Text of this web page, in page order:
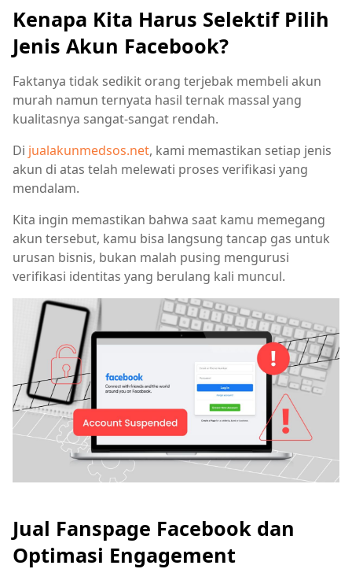
Kenapa Kita Harus Selektif Pilih
Jenis Akun Facebook?
Faktanya tidak sedikit orang terjebak membeli akun
murah namun ternyata hasil ternak massal yang
kualitasnya sangat-sangat rendah.
Di jualakunmedsos.net, kami memastikan setiap jenis
akun di atas telah melewati proses verifikasi yang
mendalam.
Kita ingin memastikan bahwa saat kamu memegang
akun tersebut, kamu bisa langsung tancap gas untuk
urusan bisnis, bukan malah pusing mengurusi
verifikasi identitas yang berulang kali muncul.
Jual Fanspage Facebook dan
Optimasi Engagement